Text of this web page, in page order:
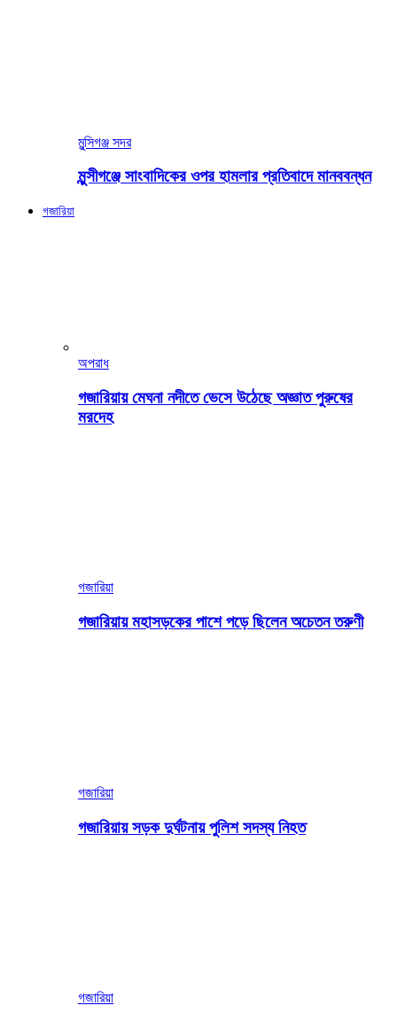
মুন্সিগঞ্জ সদর
মুন্সীগঞ্জে সাংবাদিকের ওপর হামলার প্রতিবাদে মানববন্ধন
গজারিয়া
অপরাধ
গজারিয়ায় মেঘনা নদীতে ভেসে উঠেছে অজ্ঞাত পুরুষের
মরদেহ
গজারিয়া
গজারিয়ায় মহাসড়কের পাশে পড়ে ছিলেন অচেতন তরুণী
গজারিয়া
গজারিয়ায় সড়ক দুর্ঘটনায় পুলিশ সদস্য নিহত
গজারিয়া